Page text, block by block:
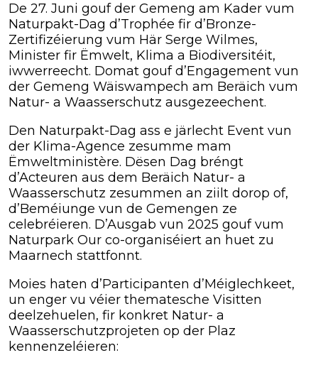
De 27. Juni gouf der Gemeng am Kader vum
Naturpakt-Dag d’Trophée fir d’Bronze-
Zertifizéierung vum Här Serge Wilmes,
Minister fir Ëmwelt, Klima a Biodiversitéit,
iwwerreecht. Domat gouf d’Engagement vun
der Gemeng Wäiswampech am Beräich vum
Natur- a Waasserschutz ausgezeechent.
Den Naturpakt-Dag ass e järlecht Event vun
der Klima-Agence zesumme mam
Ëmweltministère. Dësen Dag bréngt
d’Acteuren aus dem Beräich Natur- a
Waasserschutz zesummen an ziilt dorop of,
d’Beméiunge vun de Gemengen ze
celebréieren. D’Ausgab vun 2025 gouf vum
Naturpark Our co-organiséiert an huet zu
Maarnech stattfonnt.
Moies haten d’Participanten d’Méiglechkeet,
un enger vu véier thematesche Visitten
deelzehuelen, fir konkret Natur- a
Waasserschutzprojeten op der Plaz
kennenzeléieren: